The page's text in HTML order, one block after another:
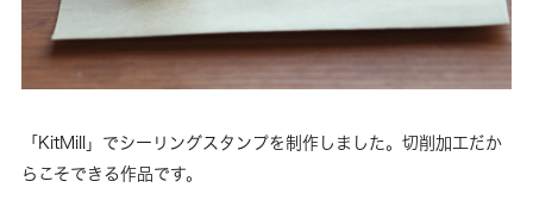
「KitMill」でシーリングスタンプを制作しました。切削加工だか
らこそできる作品です。